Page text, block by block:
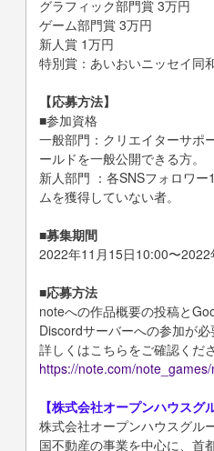
グラフィック部門賞 3万円
ゲーム部門賞 3万円
新人賞 1万円
特別賞：あいおいニッセイ同
【応募方法】
■参加資格
一般部門：クリエイターサポ
ールドを一般公開できる方。
新人部門 ：各SNSフォロワ
ムを獲得していない者。
■募集期間
2022年11月15日10:00〜
■応募方法
noteへの作品概要の投稿と
Discordサーバーへの参加が
詳しくはこちらをご確認くだ
https://note.com/
【株式会社オープンハウスグ
株式会社オープンハウスグル
国不動産の事業を中心に、首